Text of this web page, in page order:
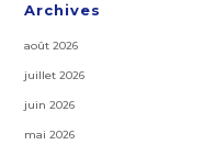
Archives
août 2026
juillet 2026
juin 2026
mai 2026